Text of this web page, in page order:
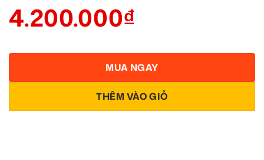
4.200.000₫
THÊM VÀO GIỎ
MUA NGAY